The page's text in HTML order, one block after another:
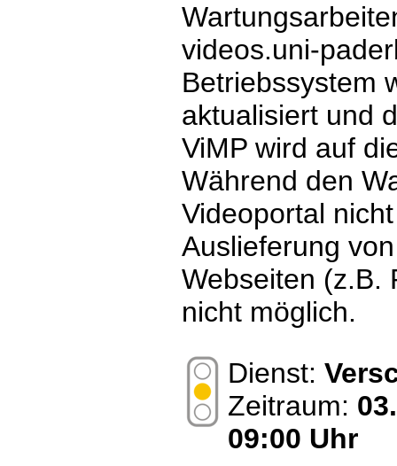
videos.uni-
Betriebssystem
aktualisiert und
ViMP wird auf
Während den
Videoportal
Auslieferung
Webseiten (z.B.
nicht möglich.
Dienst:
Zeitraum:
09:00 Uhr